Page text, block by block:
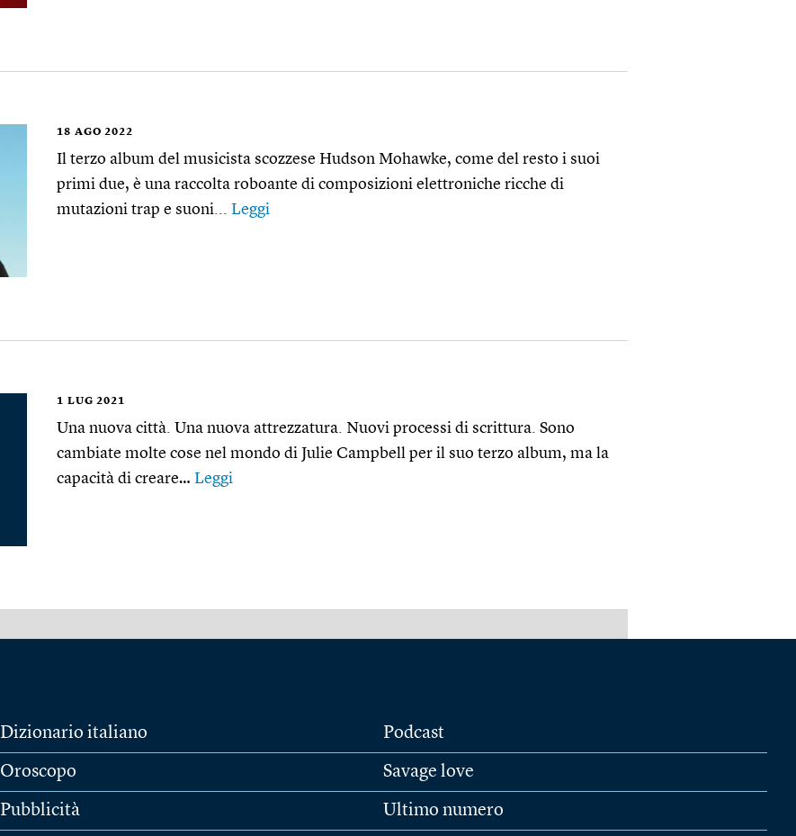
18 AGO 2022
Il terzo album del musicista scozzese Hudson Mohawke, come del resto i suoi
primi due, è una raccolta roboante di composizioni elettroniche ricche di
mutazioni trap e suoni... Leggi
1 LUG 2021
Una nuova città. Una nuova attrezzatura. Nuovi processi di scrittura. Sono
cambiate molte cose nel mondo di Julie Campbell per il suo terzo album, ma la
capacità di creare… Leggi
Dizionario italiano
Oroscopo
Pubblicità
Podcast
Savage love
Ultimo numero